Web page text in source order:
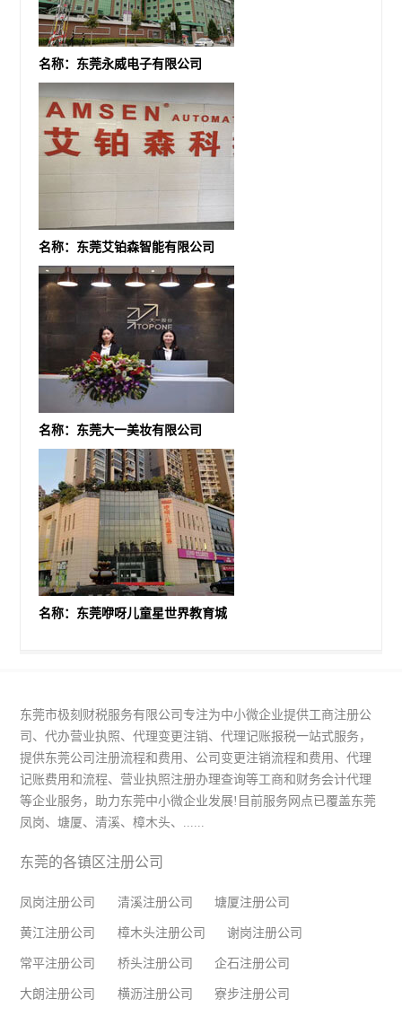
名称：东莞永威电子有限公司
名称：东莞艾铂森智能有限公司
名称：东莞大一美妆有限公司
名称：东莞咿呀儿童星世界教育城
东莞市极刻财税服务有限公司专注为中小微企业提供工商注册公
司、代办营业执照、代理变更注销、代理记账报税一站式服务，
提供东莞公司注册流程和费用、公司变更注销流程和费用、代理
记账费用和流程、营业执照注册办理查询等工商和财务会计代理
等企业服务，助力东莞中小微企业发展!目前服务网点已覆盖东莞
凤岗、塘厦、清溪、樟木头、......
东莞的各镇区注册公司
凤岗注册公司 清溪注册公司 塘厦注册公司
黄江注册公司 樟木头注册公司 谢岗注册公司
常平注册公司 桥头注册公司 企石注册公司
大朗注册公司 横沥注册公司 寮步注册公司